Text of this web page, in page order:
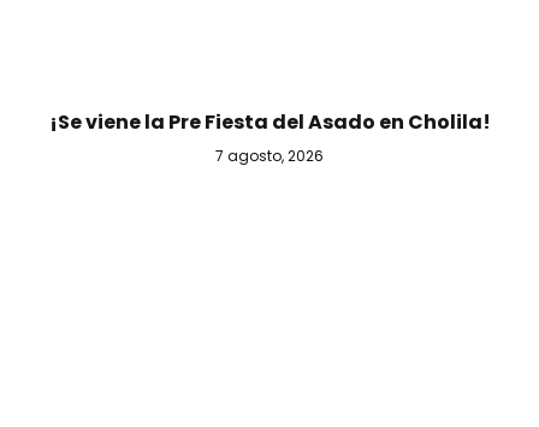
¡Se viene la Pre Fiesta del Asado en Cholila!
7 agosto, 2026